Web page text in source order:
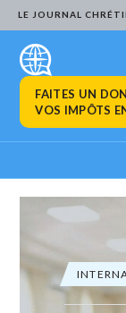
LE JOURNAL
FAITES UN
VOS IMPÔTS